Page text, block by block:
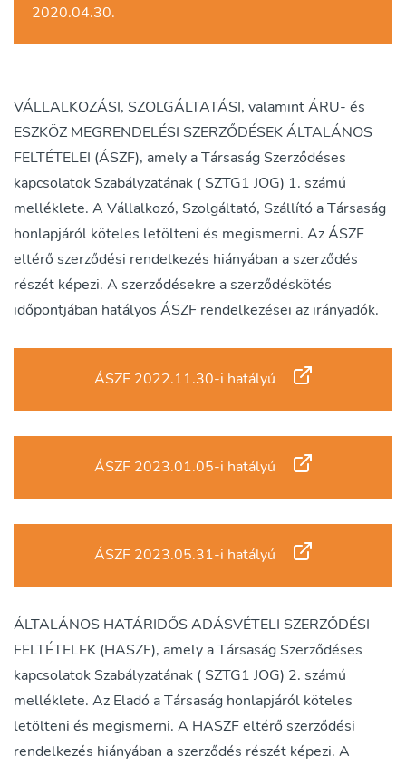
2020.04.30.
VÁLLALKOZÁSI, SZOLGÁLTATÁSI, valamint ÁRU- és
ESZKÖZ MEGRENDELÉSI SZERZŐDÉSEK ÁLTALÁNOS
FELTÉTELEI (ÁSZF), amely a Társaság Szerződéses
kapcsolatok Szabályzatának ( SZTG1 JOG) 1. számú
melléklete. A Vállalkozó, Szolgáltató, Szállító a Társaság
honlapjáról köteles letölteni és megismerni. Az ÁSZF
eltérő szerződési rendelkezés hiányában a szerződés
részét képezi. A szerződésekre a szerződéskötés
időpontjában hatályos ÁSZF rendelkezései az irányadók.
ÁSZF 2022.11.30-i hatályú
ÁSZF 2023.01.05-i hatályú
ÁSZF 2023.05.31-i hatályú
ÁLTALÁNOS HATÁRIDŐS ADÁSVÉTELI SZERZŐDÉSI
FELTÉTELEK (HASZF), amely a Társaság Szerződéses
kapcsolatok Szabályzatának ( SZTG1 JOG) 2. számú
melléklete. Az Eladó a Társaság honlapjáról köteles
letölteni és megismerni. A HASZF eltérő szerződési
rendelkezés hiányában a szerződés részét képezi. A